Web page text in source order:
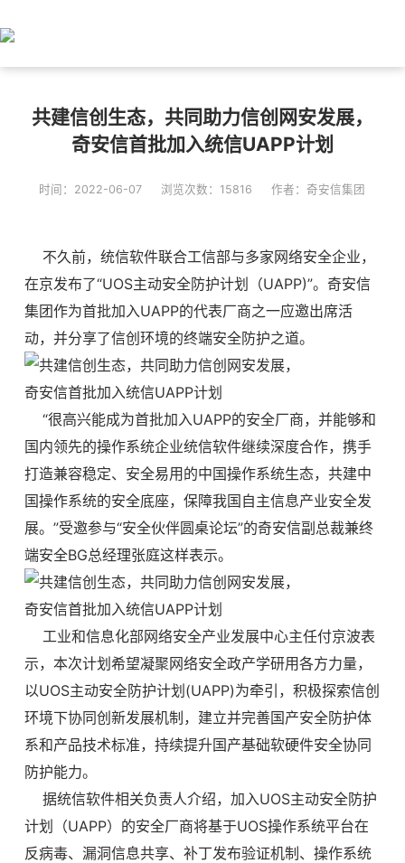
共建信创生态，共同助力信创网安发展，
奇安信首批加入统信UAPP计划
时间：2022-06-07 浏览次数：15816 作者：奇安信集团
不久前，统信软件联合工信部与多家网络安全企业，
在京发布了“UOS主动安全防护计划（UAPP)”。奇安信
集团作为首批加入UAPP的代表厂商之一应邀出席活
动，并分享了信创环境的终端安全防护之道。
“很高兴能成为首批加入UAPP的安全厂商，并能够和
国内领先的操作系统企业统信软件继续深度合作，携手
打造兼容稳定、安全易用的中国操作系统生态，共建中
国操作系统的安全底座，保障我国自主信息产业安全发
展。”受邀参与“安全伙伴圆桌论坛”的奇安信副总裁兼终
端安全BG总经理张庭这样表示。
工业和信息化部网络安全产业发展中心主任付京波表
示，本次计划希望凝聚网络安全政产学研用各方力量，
以UOS主动安全防护计划(UAPP)为牵引，积极探索信创
环境下协同创新发展机制，建立并完善国产安全防护体
系和产品技术标准，持续提升国产基础软硬件安全协同
防护能力。
据统信软件相关负责人介绍，加入UOS主动安全防护
计划（UAPP）的安全厂商将基于UOS操作系统平台在
反病毒、漏洞信息共享、补丁发布验证机制、操作系统